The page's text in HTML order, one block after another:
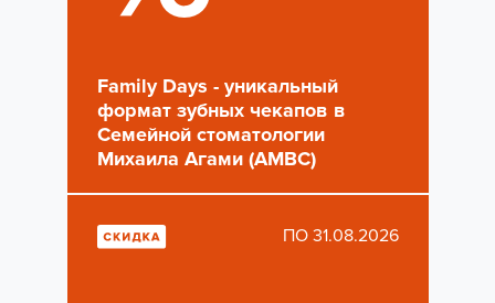
Family Days - уникальный
формат зубных чекапов в
Семейной стоматологии
Михаила Агами (AMBC)
ПО 31.08.2026